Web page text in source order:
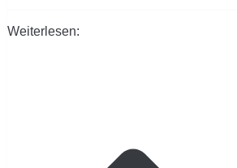
Weiterlesen: